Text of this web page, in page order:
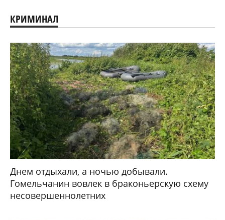
КРИМИНАЛ
Днем отдыхали, а ночью добывали.
Гомельчанин вовлек в браконьерскую схему
несовершеннолетних